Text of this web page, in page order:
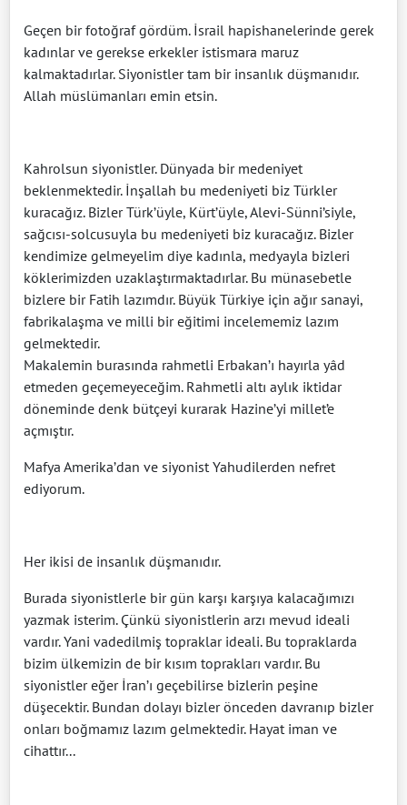
Geçen bir fotoğraf gördüm. İsrail hapishanelerinde gerek
kadınlar ve gerekse erkekler istismara maruz
kalmaktadırlar. Siyonistler tam bir insanlık düşmanıdır.
Allah müslümanları emin etsin.
Kahrolsun siyonistler. Dünyada bir medeniyet
beklenmektedir. İnşallah bu medeniyeti biz Türkler
kuracağız. Bizler Türk’üyle, Kürt’üyle, Alevi-Sünni’siyle,
sağcısı-solcusuyla bu medeniyeti biz kuracağız. Bizler
kendimize gelmeyelim diye kadınla, medyayla bizleri
köklerimizden uzaklaştırmaktadırlar. Bu münasebetle
bizlere bir Fatih lazımdır. Büyük Türkiye için ağır sanayi,
fabrikalaşma ve milli bir eğitimi incelememiz lazım
gelmektedir.
Makalemin burasında rahmetli Erbakan’ı hayırla yâd
etmeden geçemeyeceğim. Rahmetli altı aylık iktidar
döneminde denk bütçeyi kurarak Hazine’yi millet’e
açmıştır.
Mafya Amerika’dan ve siyonist Yahudilerden nefret
ediyorum.
Her ikisi de insanlık düşmanıdır.
Burada siyonistlerle bir gün karşı karşıya kalacağımızı
yazmak isterim. Çünkü siyonistlerin arzı mevud ideali
vardır. Yani vadedilmiş topraklar ideali. Bu topraklarda
bizim ülkemizin de bir kısım toprakları vardır. Bu
siyonistler eğer İran’ı geçebilirse bizlerin peşine
düşecektir. Bundan dolayı bizler önceden davranıp bizler
onları boğmamız lazım gelmektedir. Hayat iman ve
cihattır...